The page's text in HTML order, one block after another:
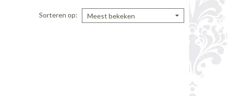
Sorteren op Meest bekeken